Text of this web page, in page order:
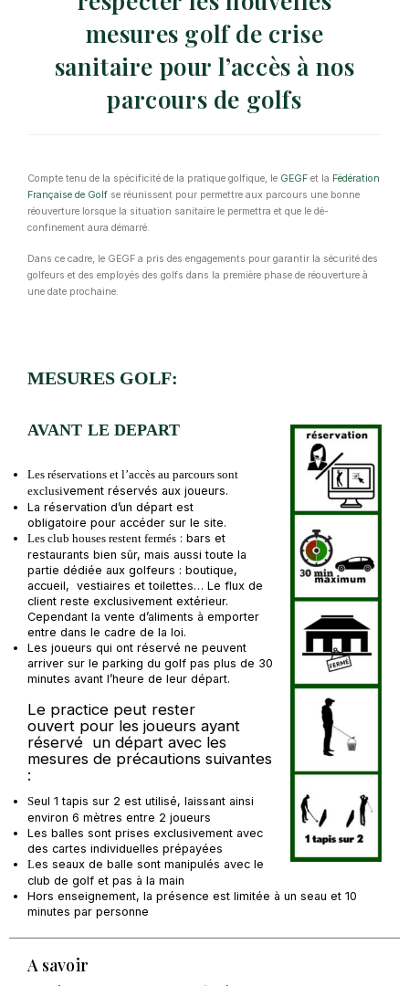
mesures golf de crise
sanitaire pour l’accès à nos
parcours de golfs
Compte tenu de la spécificité de la pratique golfique, le GEGF et la Fédération
Française de Golf se réunissent pour permettre aux parcours une bonne
réouverture lorsque la situation sanitaire le permettra et que le dé-
confinement aura démarré.
Dans ce cadre, le GEGF a pris des engagements pour garantir la sécurité des
golfeurs et des employés des golfs dans la première phase de réouverture à
une date prochaine.
MESURES GOLF:
AVANT LE DEPART
Les réservations et l’accès au parcours sont
exclusivement réservés aux joueurs.
La réservation d’un départ est
obligatoire pour accéder sur le site.
Les club houses restent fermés : bars et
restaurants bien sûr, mais aussi toute la
partie dédiée aux golfeurs : boutique,
accueil, vestiaires et toilettes… Le flux de
client reste exclusivement extérieur.
Cependant la vente d’aliments à emporter
entre dans le cadre de la loi.
Les joueurs qui ont réservé ne peuvent
arriver sur le parking du golf pas plus de 30
minutes avant l’heure de leur départ.
Le practice peut rester
ouvert pour les joueurs ayant
réservé un départ avec les
mesures de précautions suivantes
:
Seul 1 tapis sur 2 est utilisé, laissant ainsi
environ 6 mètres entre 2 joueurs
Les balles sont prises exclusivement avec
des cartes individuelles prépayées
Les seaux de balle sont manipulés avec le
club de golf et pas à la main
Hors enseignement, la présence est limitée à un seau et 10
minutes par personne
A savoir